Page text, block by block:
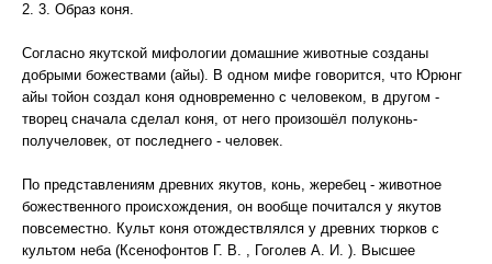
2. 3. Образ коня.
Согласно якутской мифологии домашние животные созданы
добрыми божествами (айы). В одном мифе говорится, что Юрюнг
айы тойон создал коня одновременно с человеком, в другом -
творец сначала сделал коня, от него произошёл полуконь-
получеловек, от последнего - человек.
По представлениям древних якутов, конь, жеребец - животное
божественного происхождения, он вообще почитался у якутов
повсеместно. Культ коня отождествлялся у древних тюрков с
культом неба (Ксенофонтов Г. В. , Гоголев А. И. ). Высшее